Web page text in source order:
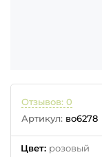
Отзывов: 0
Артикул: во6278
Цвет: розовый